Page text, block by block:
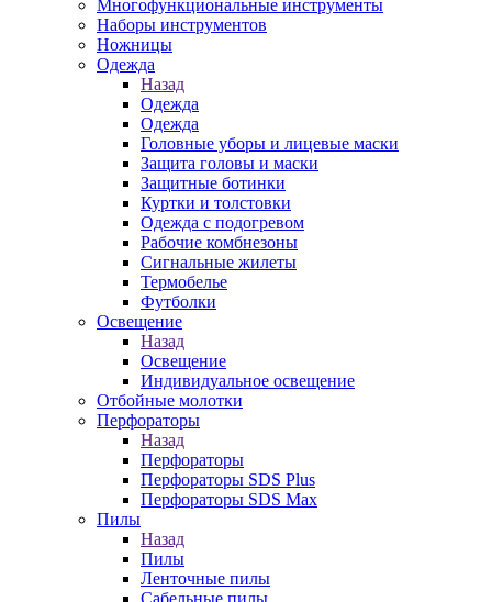
Многофункциональные инструменты
Наборы инструментов
Ножницы
Одежда
Назад
Одежда
Одежда
Головные уборы и лицевые маски
Защита головы и маски
Защитные ботинки
Куртки и толстовки
Одежда с подогревом
Рабочие комбнезоны
Сигнальные жилеты
Термобелье
Футболки
Освещение
Назад
Освещение
Индивидуальное освещение
Отбойные молотки
Перфораторы
Назад
Перфораторы
Перфораторы SDS Plus
Перфораторы SDS Max
Пилы
Назад
Пилы
Ленточные пилы
Сабельные пилы